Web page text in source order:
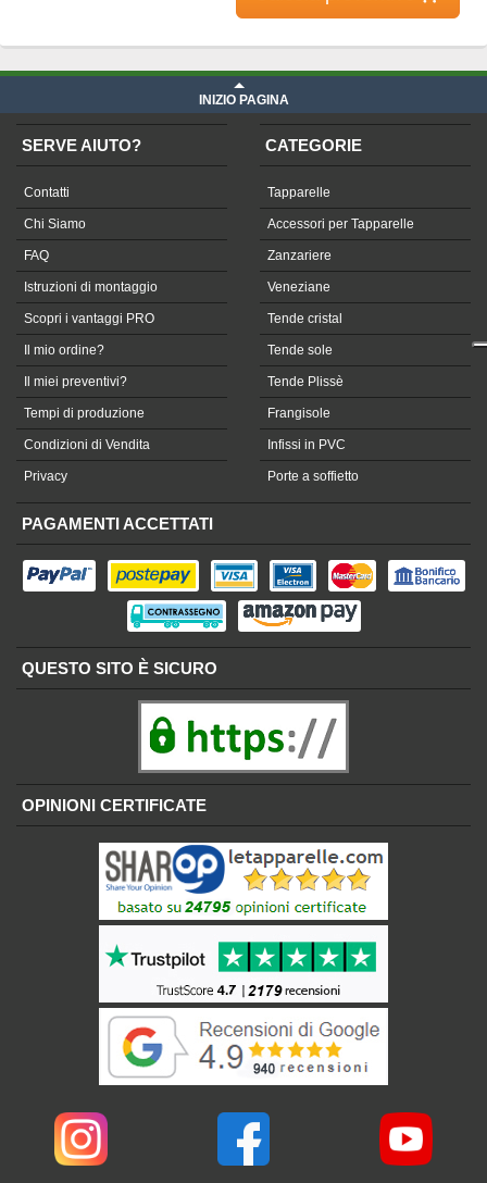
INIZIO PAGINA
SERVE AIUTO?
Contatti
Chi Siamo
FAQ
Istruzioni di montaggio
Scopri i vantaggi PRO
Il mio ordine?
Il miei preventivi?
Tempi di produzione
Condizioni di Vendita
Privacy
CATEGORIE
Tapparelle
Accessori per Tapparelle
Zanzariere
Veneziane
Tende cristal
Tende sole
Tende Plissè
Frangisole
Infissi in PVC
Porte a soffietto
PAGAMENTI ACCETTATI
QUESTO SITO È SICURO
OPINIONI CERTIFICATE